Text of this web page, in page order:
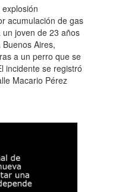
acumulación de gas
joven de 23 años
Aires,
a un perro que se
incidente se registró
Macario Pérez